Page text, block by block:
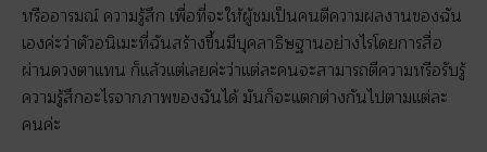
หรืออารมณ์ ความรู้สึก เพื่อที่จะให้ผู้ชมเป็นคนตีความผลงานของฉัน
เองค่ะว่าตัวอนิเมะที่ฉันสร้างขึ้นมีบุคลาธิษฐานอย่างไรโดยการสื่อ
ผ่านดวงตาแทน ก็แล้วแต่เลยค่ะว่าแต่ละคนจะสามารถตีความหรือรับรู้
ความรู้สึกอะไรจากภาพของฉันได้ มันก็จะแตกต่างกันไปตามแต่ละ
คนค่ะ